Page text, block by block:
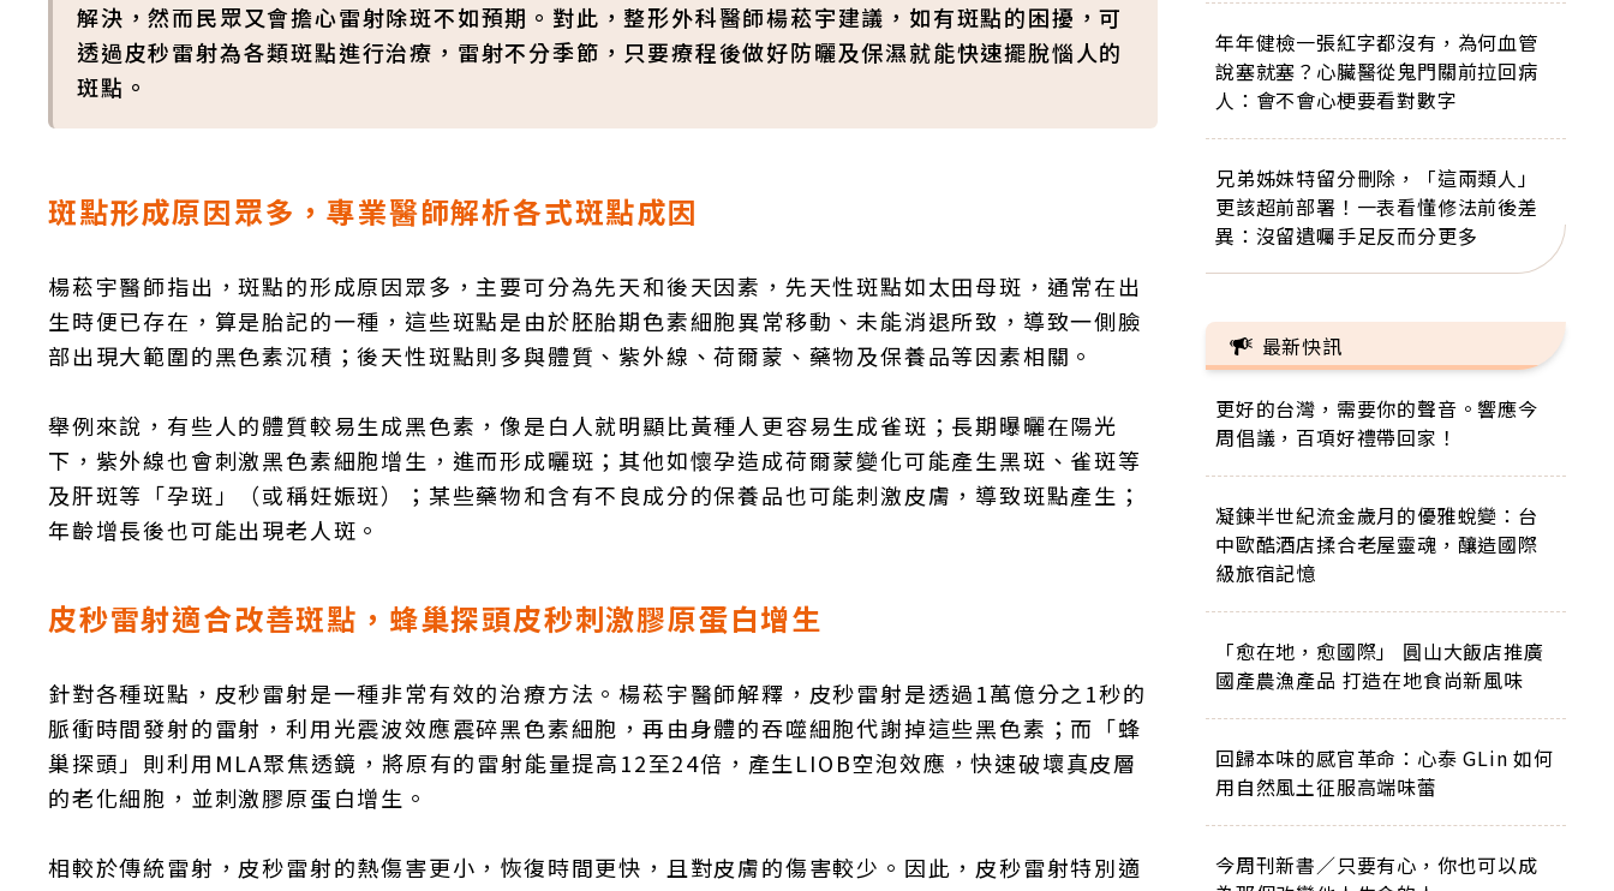
解決，然而民眾又會擔心雷射除斑不如預期。對此，整形外科醫師楊菘宇建議，如有斑點的困擾，可
透過皮秒雷射為各類斑點進行治療，雷射不分季節，只要療程後做好防曬及保濕就能快速擺脫惱人的
斑點。
斑點形成原因眾多，專業醫師解析各式斑點成因
楊菘宇醫師指出，斑點的形成原因眾多，主要可分為先天和後天因素，先天性斑點如太田母斑，通常在出
生時便已存在，算是胎記的一種，這些斑點是由於胚胎期色素細胞異常移動、未能消退所致，導致一側臉
部出現大範圍的黑色素沉積；後天性斑點則多與體質、紫外線、荷爾蒙、藥物及保養品等因素相關。
舉例來說，有些人的體質較易生成黑色素，像是白人就明顯比黃種人更容易生成雀斑；長期曝曬在陽光
下，紫外線也會刺激黑色素細胞增生，進而形成曬斑；其他如懷孕造成荷爾蒙變化可能產生黑斑、雀斑等
及肝斑等「孕斑」（或稱妊娠斑）；某些藥物和含有不良成分的保養品也可能刺激皮膚，導致斑點產生；
年齡增長後也可能出現老人斑。
皮秒雷射適合改善斑點，蜂巢探頭皮秒刺激膠原蛋白增生
針對各種斑點，皮秒雷射是一種非常有效的治療方法。楊菘宇醫師解釋，皮秒雷射是透過1萬億分之1秒的
脈衝時間發射的雷射，利用光震波效應震碎黑色素細胞，再由身體的吞噬細胞代謝掉這些黑色素；而「蜂
巢探頭」則利用MLA聚焦透鏡，將原有的雷射能量提高12至24倍，產生LIOB空泡效應，快速破壞真皮層
的老化細胞，並刺激膠原蛋白增生。
相較於傳統雷射，皮秒雷射的熱傷害更小，恢復時間更快，且對皮膚的傷害較少。因此，皮秒雷射特別適
年年健檢一張紅字都沒有，為何血管
說塞就塞？心臟醫從鬼門關前拉回病
人：會不會心梗要看對數字
兄弟姊妹特留分刪除，「這兩類人」
更該超前部署！一表看懂修法前後差
異：沒留遺囑手足反而分更多
最新快訊
更好的台灣，需要你的聲音。響應今
周倡議，百項好禮帶回家！
凝鍊半世紀流金歲月的優雅蛻變：台
中歐酷酒店揉合老屋靈魂，釀造國際
級旅宿記憶
「愈在地，愈國際」 圓山大飯店推廣
國產農漁產品 打造在地食尚新風味
回歸本味的感官革命：心泰 GLin 如何
用自然風土征服高端味蕾
今周刊新書／只要有心，你也可以成